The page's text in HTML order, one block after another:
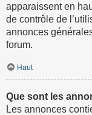
apparaissent en
de contrôle de
annonces
forum.
Haut
Que sont les
Les annonces